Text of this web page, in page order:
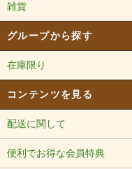
雑貨
グループから探す
在庫限り
コンテンツを見る
配送に関して
便利でお得な会員特典